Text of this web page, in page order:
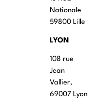
Nationale
59800 Lille
LYON
108 rue
Jean
Vallier,
69007 Lyon